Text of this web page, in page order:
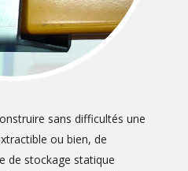
sans difficultés une
ou bien, de
de stockage statique